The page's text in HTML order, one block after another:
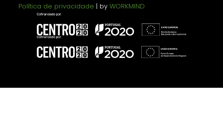
Política de privacidade | byWORKMIND